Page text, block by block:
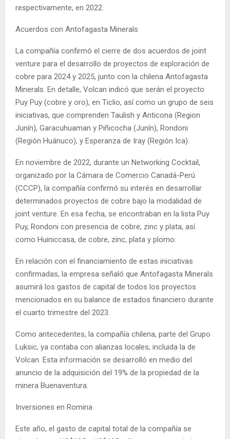
respectivamente, en 2022.
Acuerdos con Antofagasta Minerals
La compañía confirmó el cierre de dos acuerdos de joint
venture para el desarrollo de proyectos de exploración de
cobre para 2024 y 2025, junto con la chilena Antofagasta
Minerals. En detalle, Volcan indicó que serán el proyecto
Puy Puy (cobre y oro), en Ticlio, así como un grupo de seis
iniciativas, que comprenden Taulish y Anticona (Region
Junín), Garacuhuaman y Piñicocha (Junín), Rondoni
(Región Huánuco), y Esperanza de Iray (Región Ica).
En noviembre de 2022, durante un Networking Cocktail,
organizado por la Cámara de Comercio Canadá-Perú
(CCCP), la compañía confirmó su interés en desarrollar
determinados proyectos de cobre bajo la modalidad de
joint venture. En esa fecha, se encontraban en la lista Puy
Puy, Rondoni con presencia de cobre, zinc y plata, así
como Huiniccasa, de cobre, zinc, plata y plomo.
En relación con el financiamiento de estas iniciativas
confirmadas, la empresa señaló que Antofagasta Minerals
asumirá los gastos de capital de todos los proyectos
mencionados en su balance de estados financiero durante
el cuarto trimestre del 2023.
Como antecedentes, la compañía chilena, parte del Grupo
Luksic, ya contaba con alianzas locales, incluida la de
Volcan. Esta información se desarrolló en medio del
anuncio de la adquisición del 19% de la propiedad de la
minera Buenaventura.
Inversiones en Romina
Este año, el gasto de capital total de la compañía se